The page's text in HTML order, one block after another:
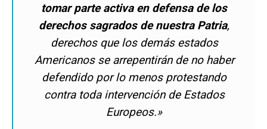
tomar parte activa en defensa de los
derechos sagrados de nuestra Patria,
derechos que los demás estados
Americanos se arrepentirán de no haber
defendido por lo menos protestando
contra toda intervención de Estados
Europeos.»